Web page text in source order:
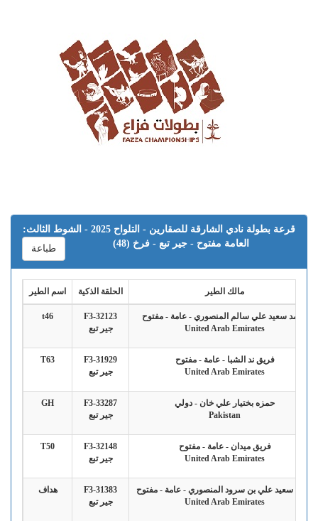
قرعة بطولة نادي الشارقة للصقارين - التلواح 2025 - الشوط الثالث:
العامة مفتوح - جير تبع - فرخ (48)
طباعة
مالك الطير الحلقة الذكية اسم الطير
محمد سعيد علي سالم المنصوري - عامة - مفتوح
United Arab Emirates
F3-32123
جير تبع
t46
فريق ند الشبا - عامة - مفتوح
United Arab Emirates
F3-31929
جير تبع
T63
حمزه بختيار علي خان - دولي
Pakistan
F3-33287
جير تبع
GH
فريق ميدان - عامة - مفتوح
United Arab Emirates
F3-32148
جير تبع
T50
راشد سعيد علي بن سرود المنصوري - عامة - مفتوح
United Arab Emirates
F3-31383
جير تبع
هداف